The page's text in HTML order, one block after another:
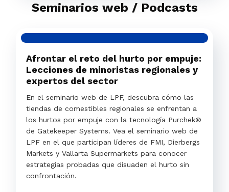
Seminarios web / Podcasts
Afrontar el reto del hurto por empuje:
Lecciones de minoristas regionales y
expertos del sector
En el seminario web de LPF, descubra cómo las
tiendas de comestibles regionales se enfrentan a
los hurtos por empuje con la tecnología Purchek®
de Gatekeeper Systems. Vea el seminario web de
LPF en el que participan líderes de FMI, Dierbergs
Markets y Vallarta Supermarkets para conocer
estrategias probadas que disuaden el hurto sin
confrontación.